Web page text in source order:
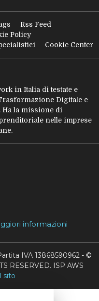
Rss Feed
Policy
Cookie Center
in Italia di testate e
Digitale e
Ha la missione di
nelle imprese
informazioni
IVA 13868590962 - ©
RESERVED. ISP AWS
sito